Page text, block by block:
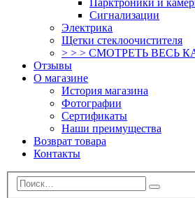
Сигнализации
Электрика
Щетки стеклоочистителя
> > > СМОТРЕТЬ ВЕСЬ
Отзывы
О магазине
История магазина
Фотографии
Сертификаты
Наши преимущества
Возврат товара
Контакты